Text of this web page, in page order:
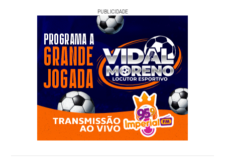
PUBLICIDADE